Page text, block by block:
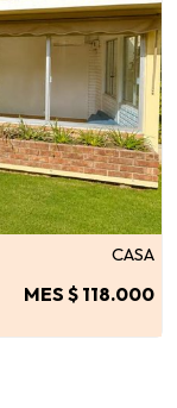
CASA
MES $ 118.000